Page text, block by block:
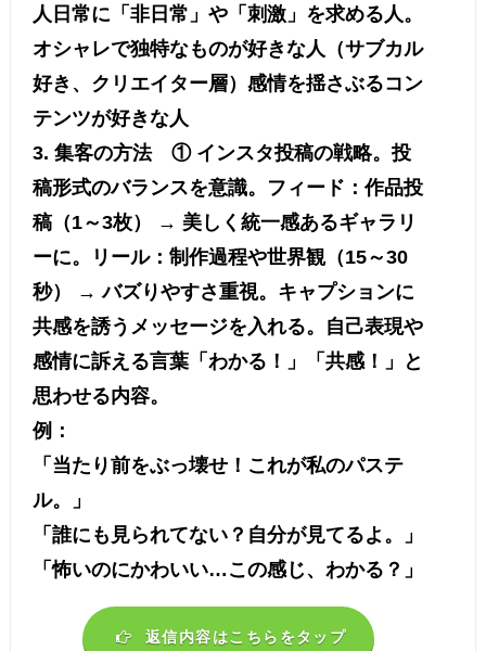
人日常に「非日常」や「刺激」を求める人。
オシャレで独特なものが好きな人（サブカル
好き、クリエイター層）感情を揺さぶるコン
テンツが好きな人
3. 集客の方法 ① インスタ投稿の戦略。投
稿形式のバランスを意識。フィード：作品投
稿（1～3枚） → 美しく統一感あるギャラリ
ーに。リール：制作過程や世界観（15～30
秒） → バズりやすさ重視。キャプションに
共感を誘うメッセージを入れる。自己表現や
感情に訴える言葉「わかる！」「共感！」と
思わせる内容。
例：
「当たり前をぶっ壊せ！これが私のパステ
ル。」
「誰にも見られてない？自分が見てるよ。」
「怖いのにかわいい…この感じ、わかる？」
返信内容はこちらをタップ